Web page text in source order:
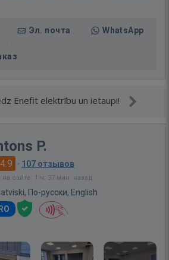
Эл. почта WhatsApp
Enefit elektrību un ietaupi!
P.
4.9 · 107 отзывов
сайте: 1 ч. 37 мин. назад
По-русски, English